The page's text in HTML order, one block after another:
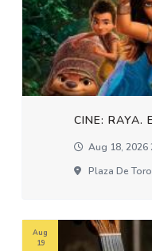
CINE: RAYA.
Aug 18, 2026
Plaza De
Aug
19